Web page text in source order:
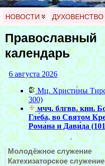
НОВОСТИ ДУХОВЕНСТВО
Православный
календарь
Молодёжное служение
Катехизаторское служение